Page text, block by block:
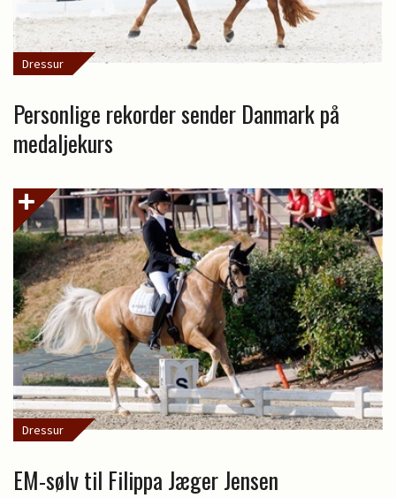
Dressur
Personlige rekorder sender Danmark på
medaljekurs
Dressur
EM-sølv til Filippa Jæger Jensen